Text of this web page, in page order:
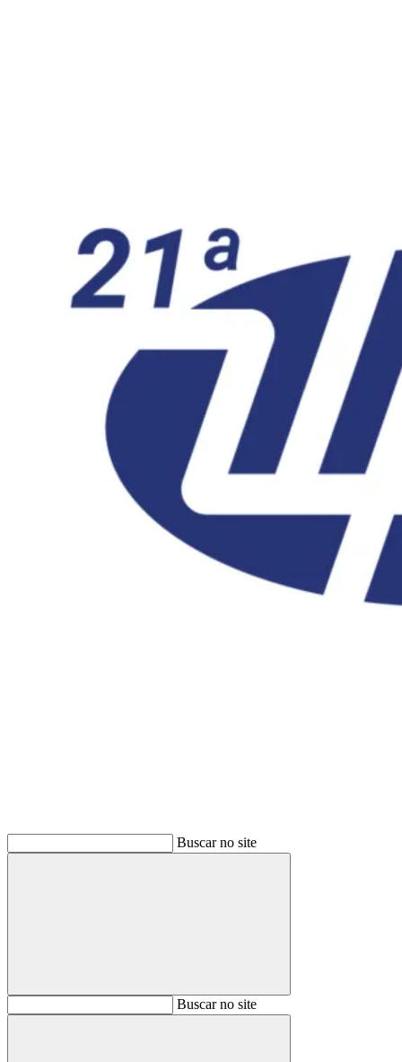
Buscar no site
BuscarBuscar no site